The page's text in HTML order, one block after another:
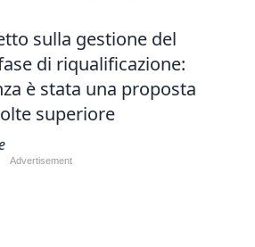
sulla gestione del
di riqualificazione:
è stata una proposta
superiore